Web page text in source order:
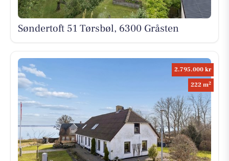
Søndertoft 51 Tørsbøl, 6300 Gråsten
2.795.000 kr
222 m2